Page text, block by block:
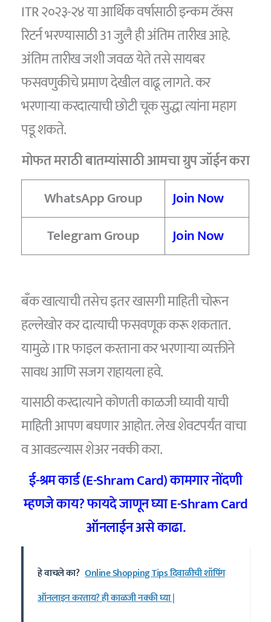
ITR २०२३-२४ या आर्थिक वर्षासाठी इन्कम टॅक्स
रिटर्न भरण्यासाठी 31 जुलै ही अंतिम तारीख आहे.
अंतिम तारीख जशी जवळ येते तसे सायबर
फसवणुकीचे प्रमाण देखील वाढू लागते. कर
भरणाऱ्या करदात्याची छोटी चूक सुद्धा त्यांना महाग
पडू शकते.
मोफत मराठी बातम्यांसाठी आमचा ग्रुप जॉईन करा
WhatsApp Group
Join Now
Telegram Group
Join Now
बँक खात्याची तसेच इतर खासगी माहिती चोरून
हल्लेखोर कर दात्याची फसवणूक करू शकतात.
यामुळे ITR फाइल करताना कर भरणाऱ्या व्यक्तीने
सावध आणि सजग राहायला हवे.
यासाठी करदात्याने कोणती काळजी घ्यावी याची
माहिती आपण बघणार आहोत. लेख शेवटपर्यंत वाचा
व आवडल्यास शेअर नक्की करा.
ई-श्रम कार्ड (E-Shram Card) कामगार नोंदणी
म्हणजे काय? फायदे जाणून घ्या E-Shram Card
ऑनलाईन असे काढा.
हे वाचले का? Online Shopping Tips दिवाळीची शॉपिंग
ऑनलाइन करताय? ही काळजी नक्की घ्या |